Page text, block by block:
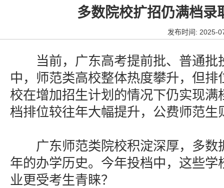
多数院校扩招仍满档录
发布时间: 2025-
当前，广东高考提前批、普通批
中，师范类高校整体热度攀升，但排
校在增加招生计划的情况下仍实现满
档排位较往年大幅提升，公费师范生
广东师范类院校积淀深厚，多数
年的办学历史。今年投档中，这些学
业更受考生青睐？